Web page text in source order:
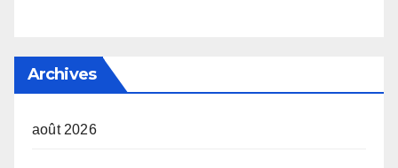
Archives
août 2026